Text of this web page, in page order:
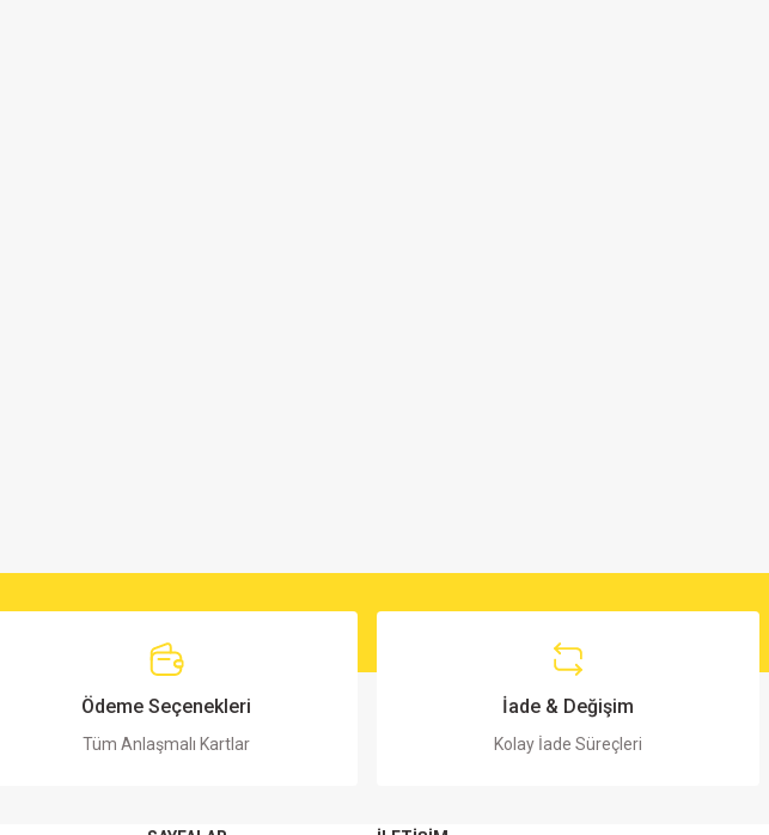
Ödeme Seçenekleri
Tüm Anlaşmalı Kartlar
İade & Değişim
Kolay İade Süreçleri